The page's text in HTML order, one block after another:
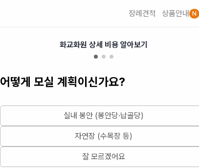
장례견적 상품안내 N
화교화원 상세 비용 알아보기
어떻게 모실 계획이신가요?
실내 봉안 (봉안당·납골당)
자연장 (수목장 등)
잘 모르겠어요